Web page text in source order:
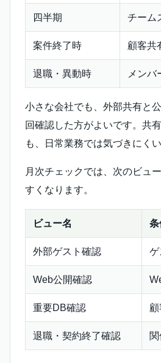
四半期 チーム
案件終了時 顧客共
退職・異動時 メンバ
小さな会社でも、外部共有と
回確認した方がよいです。共
も、日常業務では気づきにくい
月次チェックでは、次のビュ
すくなります。
ビュー名 条
外部ゲスト確認 ゲ
Web公開確認
重要DB確認
退職・契約終了確認